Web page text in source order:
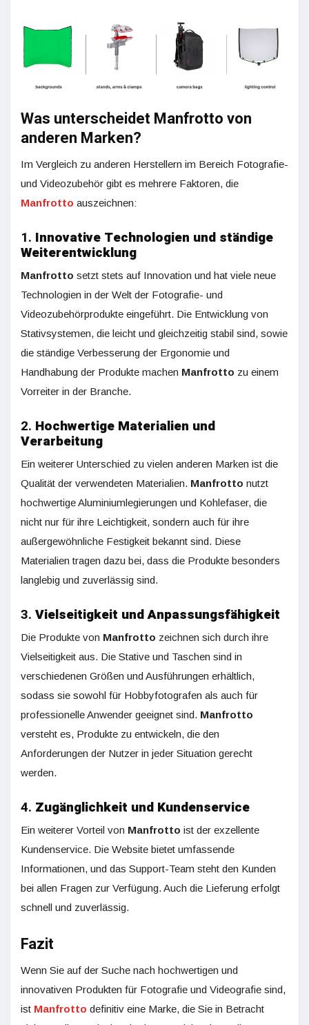
Was unterscheidet Manfrotto von
anderen Marken?
Im Vergleich zu anderen Herstellern im Bereich Fotografie-
und Videozubehör gibt es mehrere Faktoren, die
Manfrotto auszeichnen:
1. Innovative Technologien und ständige
Weiterentwicklung
Manfrotto setzt stets auf Innovation und hat viele neue
Technologien in der Welt der Fotografie- und
Videozubehörprodukte eingeführt. Die Entwicklung von
Stativsystemen, die leicht und gleichzeitig stabil sind, sowie
die ständige Verbesserung der Ergonomie und
Handhabung der Produkte machen Manfrotto zu einem
Vorreiter in der Branche.
2. Hochwertige Materialien und
Verarbeitung
Ein weiterer Unterschied zu vielen anderen Marken ist die
Qualität der verwendeten Materialien. Manfrotto nutzt
hochwertige Aluminiumlegierungen und Kohlefaser, die
nicht nur für ihre Leichtigkeit, sondern auch für ihre
außergewöhnliche Festigkeit bekannt sind. Diese
Materialien tragen dazu bei, dass die Produkte besonders
langlebig und zuverlässig sind.
3. Vielseitigkeit und Anpassungsfähigkeit
Die Produkte von Manfrotto zeichnen sich durch ihre
Vielseitigkeit aus. Die Stative und Taschen sind in
verschiedenen Größen und Ausführungen erhältlich,
sodass sie sowohl für Hobbyfotografen als auch für
professionelle Anwender geeignet sind. Manfrotto
versteht es, Produkte zu entwickeln, die den
Anforderungen der Nutzer in jeder Situation gerecht
werden.
4. Zugänglichkeit und Kundenservice
Ein weiterer Vorteil von Manfrotto ist der exzellente
Kundenservice. Die Website bietet umfassende
Informationen, und das Support-Team steht den Kunden
bei allen Fragen zur Verfügung. Auch die Lieferung erfolgt
schnell und zuverlässig.
Fazit
Wenn Sie auf der Suche nach hochwertigen und
innovativen Produkten für Fotografie und Videografie sind,
ist Manfrotto definitiv eine Marke, die Sie in Betracht